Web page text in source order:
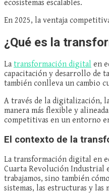
ecosistemas escalables.
En 2025, la ventaja
¿Qué es la
La transformación digital en
capacitación y desarrollo de
también conlleva un cambio
A través de la digitalización,
manera más flexible y
competitivas en un entorno
El contexto de la
La transformación digital en
Cuarta Revolución Industrial
trabajamos, sino también
sistemas, las estructuras y las